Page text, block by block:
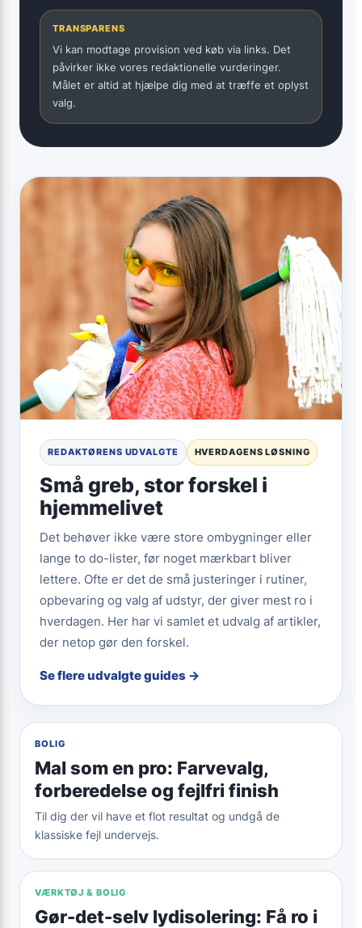
TRANSPARENS
Vi kan modtage provision ved køb via links. Det
påvirker ikke vores redaktionelle vurderinger.
Målet er altid at hjælpe dig med at træffe et oplyst
valg.
REDAKTØRENS UDVALGTE HVERDAGENS LØSNING
Små greb, stor forskel i
hjemmelivet
Det behøver ikke være store ombygninger eller
lange to do-lister, før noget mærkbart bliver
lettere. Ofte er det de små justeringer i rutiner,
opbevaring og valg af udstyr, der giver mest ro i
hverdagen. Her har vi samlet et udvalg af artikler,
der netop gør den forskel.
Se flere udvalgte guides →
BOLIG
Mal som en pro: Farvevalg,
forberedelse og fejlfri finish
Til dig der vil have et flot resultat og undgå de
klassiske fejl undervejs.
VÆRKTØJ & BOLIG
Gør-det-selv lydisolering: Få ro i